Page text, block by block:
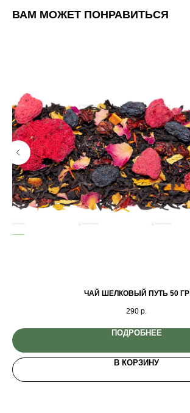
ВАМ МОЖЕТ ПОНРАВИТЬСЯ
ЧАЙ ШЕЛКОВЫЙ ПУТЬ 50 ГР
290 р.
ПОДРОБНЕЕ
В КОРЗИНУ